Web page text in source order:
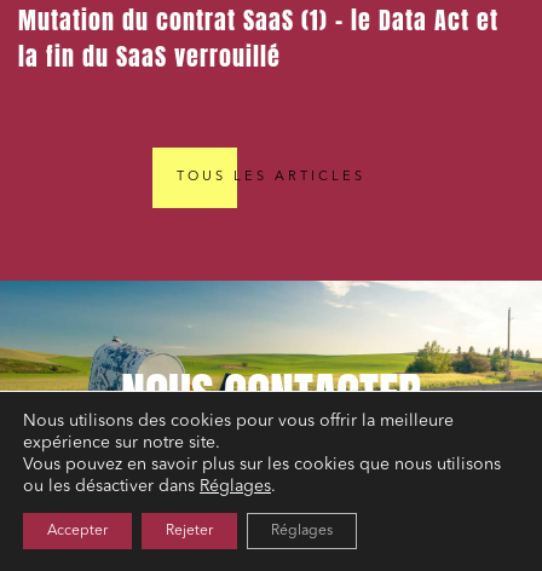
Mutation du contrat SaaS (1) – le Data Act et
la fin du SaaS verrouillé
TOUS LES ARTICLES
NOUSCONTACTER
Nous utilisons des cookies pour vous offrir la meilleure
expérience sur notre site.
Vous pouvez en savoir plus sur les cookies que nous utilisons
ou les désactiver dans Réglages.
Accepter Rejeter Réglages